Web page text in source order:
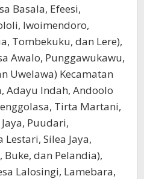
Basala, Efeesi,
Iwoimendoro,
Tombekuku, dan Lere),
Awalo, Punggawukawu,
Uwelawa) Kecamatan
Adayu Indah, Andoolo
Tirta Martani,
Puudari,
Lestari, Silea Jaya,
dan Pelandia),
Lalosingi, Lamebara,